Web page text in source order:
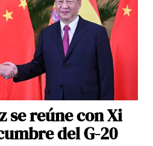
se reúne con Xi
del G-20